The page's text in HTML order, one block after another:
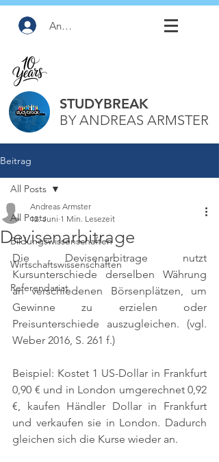
Anmelden
STUDYBREAK
BY ANDREAS ARMSTER
Beitrag
All Posts
Bildungswissenschaften
Wirtschaftswissenschaften
Referendariat
All Posts
Devisenarbitrage
Andreas Armster
12. Juni 1 Min. Lesezeit
Die Devisenarbitrage nutzt
Kursunterschiede derselben Währung
an verschiedenen Börsenplätzen, um
Gewinne zu erzielen oder
Preisunterschiede auszugleichen. (vgl.
Weber 2016, S. 261 f.)
Beispiel: Kostet 1 US-Dollar in Frankfurt
0,90 € und in London umgerechnet 0,92
€, kaufen Händler Dollar in Frankfurt
und verkaufen sie in London. Dadurch
gleichen sich die Kurse wieder an.